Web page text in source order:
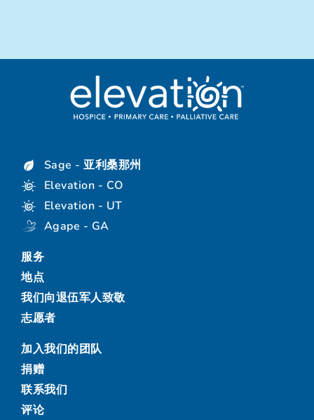
Sage - 亚利桑那州
Elevation - CO
Elevation - UT
Agape - GA
服务
地点
我们向退伍军人致敬
志愿者
加入我们的团队
捐赠
联系我们
评论